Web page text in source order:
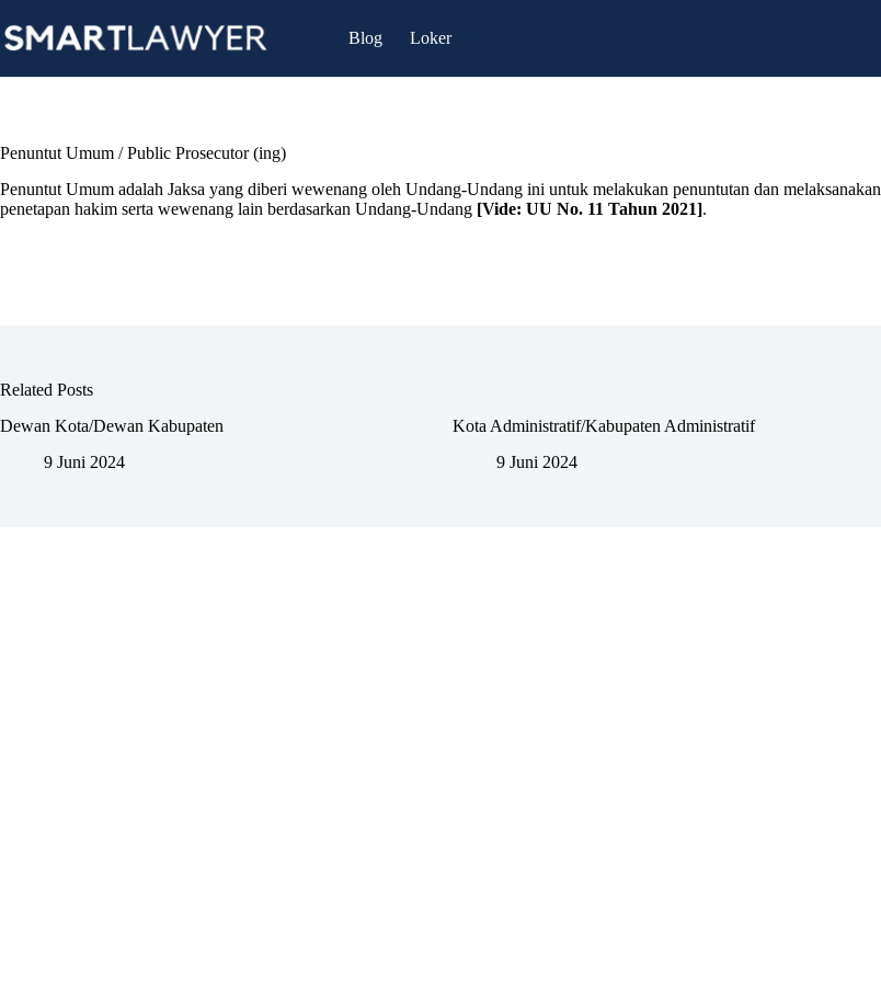
to
content
Blog
Loker
Penuntut Umum / Public Prosecutor (ing)
Penuntut Umum adalah Jaksa yang diberi wewenang oleh Undang-Undang ini untuk melakukan penuntutan dan melaksanakan
penetapan hakim serta wewenang lain berdasarkan Undang-Undang [Vide: UU No. 11 Tahun 2021].
Related Posts
Dewan Kota/Dewan Kabupaten
9 Juni 2024
Kota Administratif/Kabupaten Administratif
9 Juni 2024